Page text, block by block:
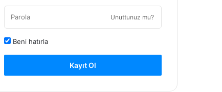
Unuttunuz mu?
Beni hatırla
Kayıt Ol